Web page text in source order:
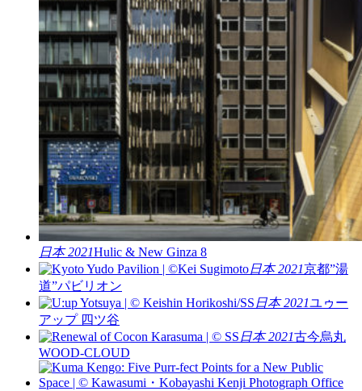
日本 2021Hulic & New Ginza 8
日本 2021京都”湯
道”パビリオン
日本 2021ユゥー
アップ 四ツ谷
日本 2021古今烏丸
WOOD-CLOUD